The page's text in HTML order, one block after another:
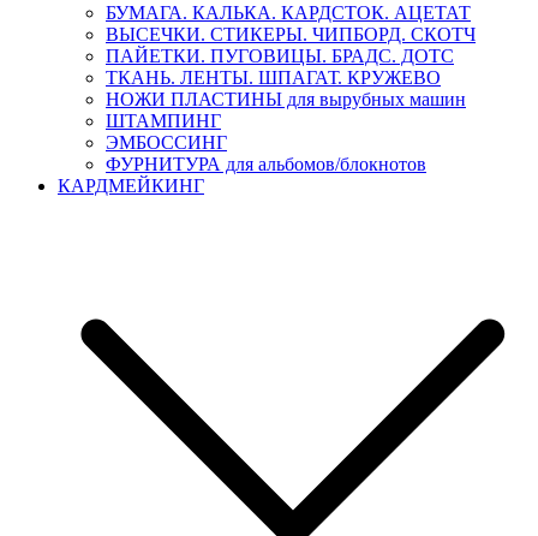
БУМАГА. КАЛЬКА. КАРДСТОК. АЦЕТАТ
ВЫСЕЧКИ. СТИКЕРЫ. ЧИПБОРД. СКОТЧ
ПАЙЕТКИ. ПУГОВИЦЫ. БРАДС. ДОТС
ТКАНЬ. ЛЕНТЫ. ШПАГАТ. КРУЖЕВО
НОЖИ ПЛАСТИНЫ для вырубных машин
ШТАМПИНГ
ЭМБОССИНГ
ФУРНИТУРА для альбомов/блокнотов
КАРДМЕЙКИНГ